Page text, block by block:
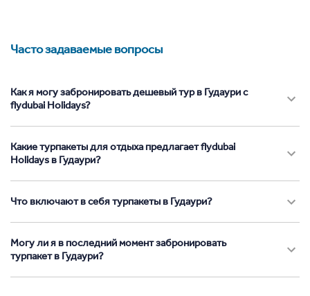
Часто задаваемые вопросы
Как я могу забронировать дешевый тур в Гудаури с
flydubai Holidays?
Какие турпакеты для отдыха предлагает flydubai
Holidays в Гудаури?
Что включают в себя турпакеты в Гудаури?
Могу ли я в последний момент забронировать
турпакет в Гудаури?